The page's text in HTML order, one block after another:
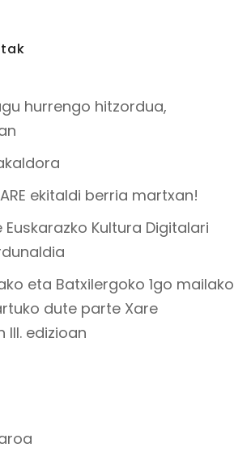
hurrengo hitzordua,
ekitaldi berria martxan!
Kultura Digitalari
eta Batxilergoko 1go mailako
dute parte Xare
III. edizioan